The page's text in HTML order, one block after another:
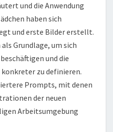
und die Anwendung
haben sich
und erste Bilder erstellt.
Grundlage, um sich
und die
zu definieren.
Prompts, mit denen
der neuen
Arbeitsumgebung